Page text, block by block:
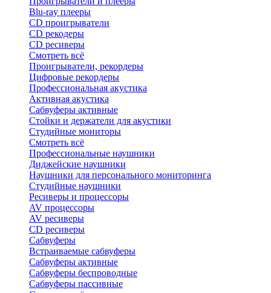
Blu-ray плееры
CD проигрыватели
CD рекодеры
CD ресиверы
Смотреть всё
Проигрыватели, рекордеры
Цифровые рекордеры
Профессиональная акустика
Активная акустика
Сабвуферы активные
Стойки и держатели для акустики
Студийные мониторы
Смотреть всё
Профессиональные наушники
Диджейские наушники
Наушники для персонального мониторинга
Студийные наушники
Ресиверы и процессоры
AV процессоры
AV ресиверы
CD ресиверы
Сабвуферы
Встраиваемые сабвуферы
Сабвуферы активные
Сабвуферы беспроводные
Сабвуферы пассивные